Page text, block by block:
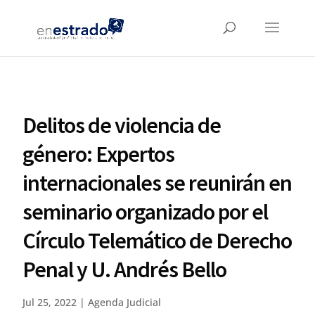
Delitos de violencia de
género: Expertos
internacionales se reunirán en
seminario organizado por el
Círculo Telemático de Derecho
Penal y U. Andrés Bello
Jul 25, 2022 |Agenda Judicial